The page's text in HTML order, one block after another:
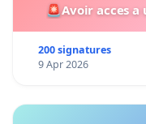
🚨Avoir acces
200 signatures
9 Apr 2026